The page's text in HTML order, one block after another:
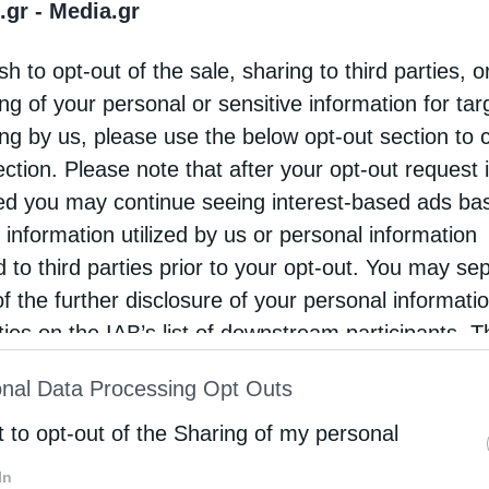
- Media.gr
to opt-out of the sale, sharing to third parties,
of your personal or sensitive information for
by us, please use the below opt-out section to
Please note that after your opt-out request
you may continue seeing interest-based ads
information utilized by us or personal information
to third parties prior to your opt-out. You may
the further disclosure of your personal
on the IAB’s list of downstream participants.
of Downstream Participantsthat may further
parties.
Data Processing Opt Outs
to opt-out of the Sharing of my personal
λειτούργησε και κήρυξε τον θείο
πανηγυρίζοντα Ιερό Ναό Γενεσίου της
Μαλγάρων.